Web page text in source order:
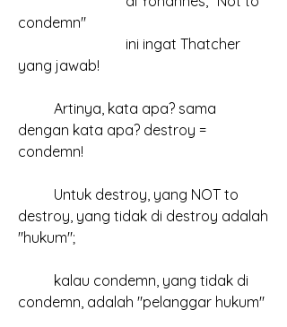
condemn"
yang jawab!
dengan kata apa? destroy =
condemn!
destroy, yang tidak di destroy adalah
"hukum";
condemn, adalah "pelanggar hukum"